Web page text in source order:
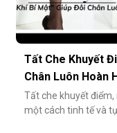
Tất Che Khuyết
Chân Luôn Hoàn
Tất che khuyết
một cách tinh tế và